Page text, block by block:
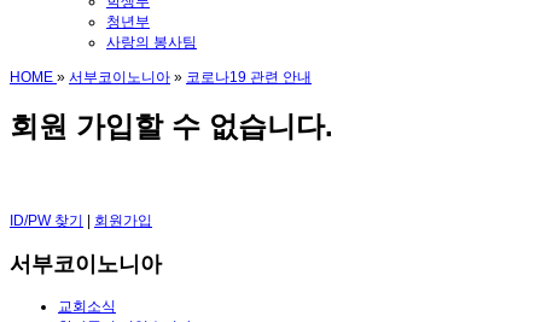
청년부
사랑의 봉사팀
HOME » 서부코이노니아 » 코로나19 관련 안내
회원 가입할 수 없습니다.
ID/PW 찾기 회원가입
서부코이노니아
교회소식